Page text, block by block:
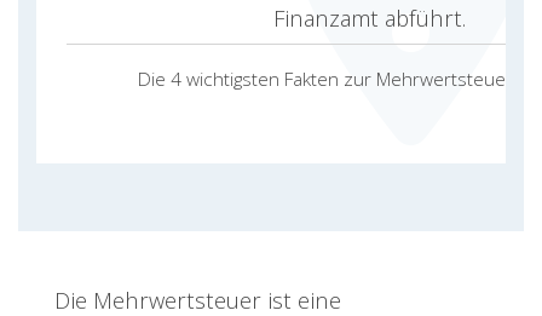
Die 4 wichtigsten Fakten zur Mehrwertsteuer
Finanzamt abführt.
Die Mehrwertsteuer ist eine